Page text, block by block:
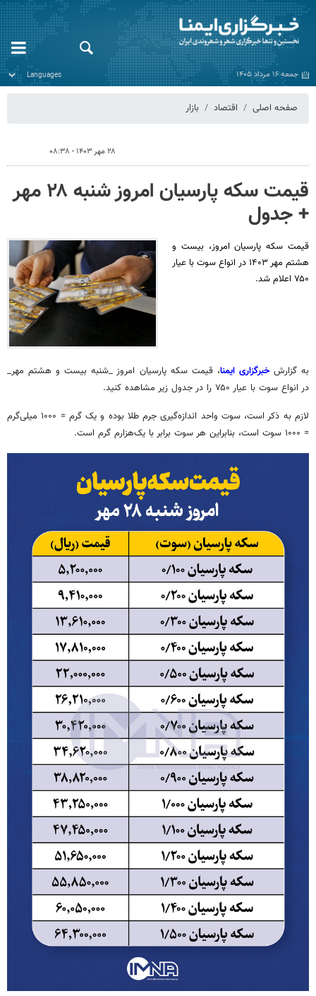
جمعه ۱۶ مرداد ۱۴۰۵
صفحه اصلی اقتصاد بازار
۲۸ مهر ۱۴۰۳ - ۰۸:۳۸
قیمت سکه پارسیان امروز شنبه ۲۸ مهر
+ جدول
قیمت سکه پارسیان امروز، بیست و
هشتم مهر ۱۴۰۳ در انواع سوت با عیار
۷۵۰ اعلام شد.
به گزارش خبرگزاری ایمنا، قیمت سکه پارسیان امروز _شنبه بیست و هشتم مهر_
در انواع سوت با عیار ۷۵۰ را در جدول زیر مشاهده کنید.
لازم به ذکر است، سوت واحد اندازه‌گیری جرم طلا بوده و یک گرم = ۱۰۰۰ میلی‌گرم
= ۱۰۰۰ سوت است، بنابراین هر سوت برابر با یک‌هزارم گرم است.